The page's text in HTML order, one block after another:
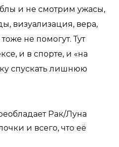
и не смотрим ужасы,
визуализация, вера,
не помогут. Тут
и в спорте, и «на
спускать лишнюю
Рак/Луна
и всего, что её